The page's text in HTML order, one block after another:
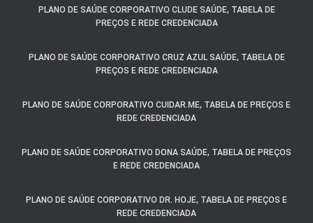
PLANO DE SAÚDE CORPORATIVO CLUDE SAÚDE, TABELA DE
PREÇOS E REDE CREDENCIADA
PLANO DE SAÚDE CORPORATIVO CRUZ AZUL SAÚDE, TABELA DE
PREÇOS E REDE CREDENCIADA
PLANO DE SAÚDE CORPORATIVO CUIDAR.ME, TABELA DE PREÇOS E
REDE CREDENCIADA
PLANO DE SAÚDE CORPORATIVO DONA SAÚDE, TABELA DE PREÇOS
E REDE CREDENCIADA
PLANO DE SAÚDE CORPORATIVO DR. HOJE, TABELA DE PREÇOS E
REDE CREDENCIADA